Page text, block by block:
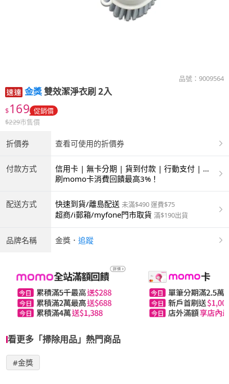
品號： 9009564
金獎雙效潔淨衣刷 2入
$169 促銷價
$229市售價
折價券 查看可使用的折價券
付款方式
信用卡 | 無卡分期 | 貨到付款 | 行動支付 | 超
商付款 | ATM | 銀聯卡
刷momo卡消費回饋最高3%！
配送方式 快速到貨/離島配送 未滿$490 運費$75
超商/i郵箱/myfone門市取貨 滿$190出貨
品牌名稱 金獎 ． 追蹤
看更多「掃除用品」熱門商品
#金獎